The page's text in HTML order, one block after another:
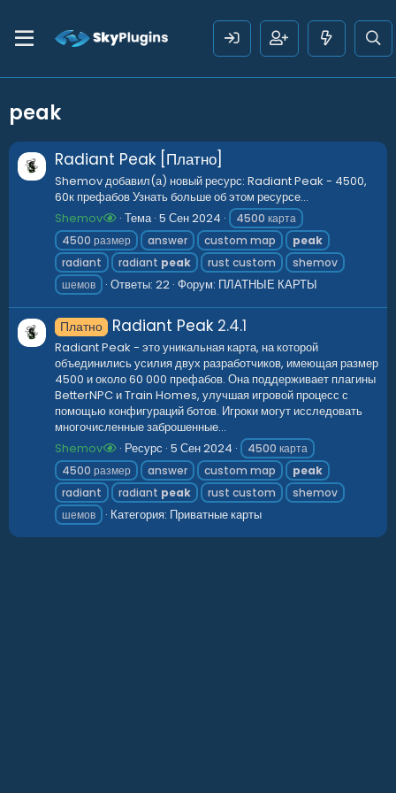
peak
Radiant Peak [Платно]
Shemov добавил(а) новый ресурс: Radiant Peak - 4500,
60к префабов Узнать больше об этом ресурсе...
Shemov
Тема 5 Сен 2024
4500 карта
4500 размер
answer custom map
peak
radiant
radiant peak rust custom
shemov
шемов
Ответы: 22 Форум: ПЛАТНЫЕ КАРТЫ
Платно Radiant Peak 2.4.1
Radiant Peak - это уникальная карта, на которой
объединились усилия двух разработчиков, имеющая размер
4500 и около 60 000 префабов. Она поддерживает плагины
BetterNPC и Train Homes, улучшая игровой процесс с
помощью конфигураций ботов. Игроки могут исследовать
многочисленные заброшенные...
Shemov
Ресурс 5 Сен 2024
4500 карта
4500 размер
answer custom map
peak
radiant
radiant peak rust custom
shemov
шемов
Категория: Приватные карты